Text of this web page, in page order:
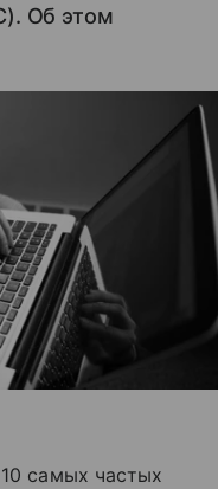
Об этом
самых частых